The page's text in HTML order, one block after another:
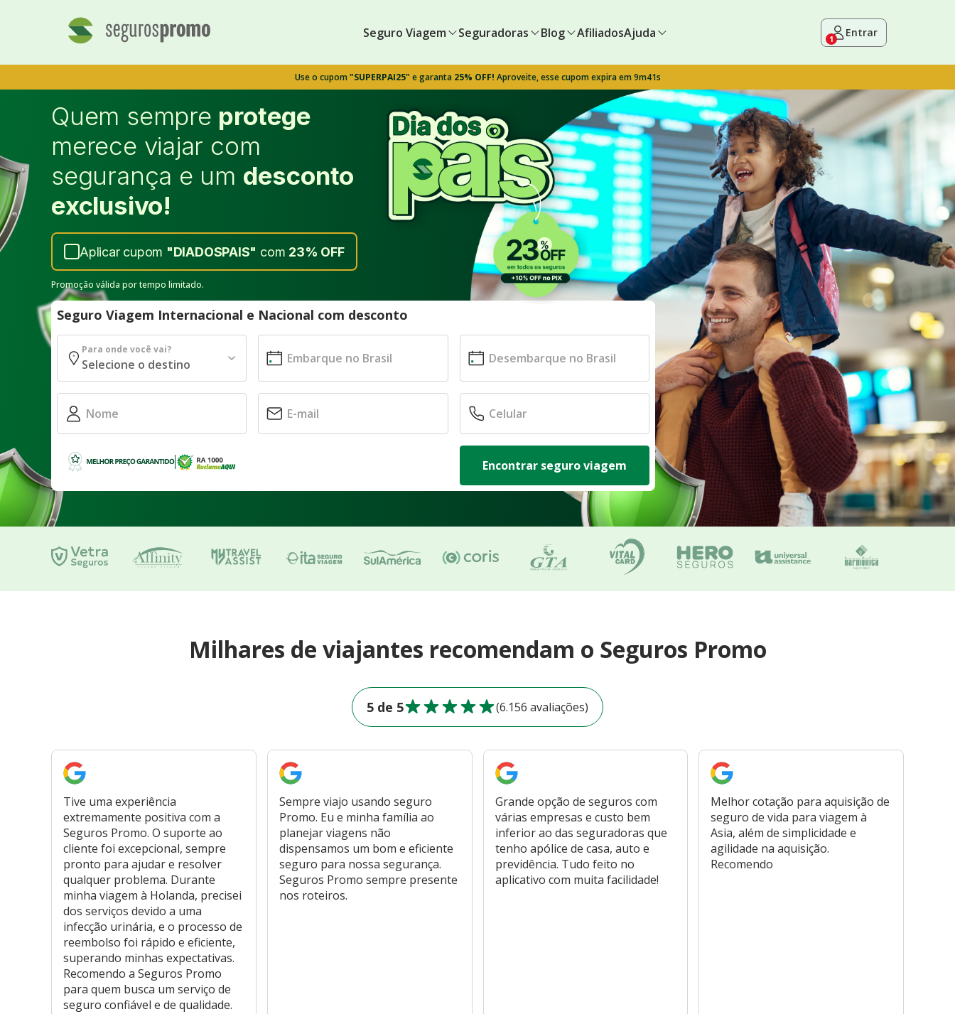
Seguro Viagem Seguradoras Blog AfiliadosAjuda 1 Entrar
Use o cupom"SUPERPAI25" e garanta 25% OFF! Aproveite, esse cupom expira em 9m40s
Quem sempre protege
merece viajar com
segurança e um desconto
exclusivo!
Aplicar cupom "DIADOSPAIS" com 23% OFF
Promoção válida por tempo limitado.
Seguro Viagem Internacional e Nacional com desconto
Para onde você vai?
Encontrar seguro viagem
Milhares de viajantes recomendam o Seguros Promo
5 de 5 (6.156 avaliações)
Tive uma experiência
extremamente positiva com a
Seguros Promo. O suporte ao
cliente foi excepcional, sempre
pronto para ajudar e resolver
qualquer problema. Durante
minha viagem à Holanda, precisei
dos serviços devido a uma
infecção urinária, e o processo de
reembolso foi rápido e eficiente,
superando minhas expectativas.
Recomendo a Seguros Promo
para quem busca um serviço de
seguro confiável e de qualidade.
Sempre viajo usando seguro
Promo. Eu e minha família ao
planejar viagens não
dispensamos um bom e eficiente
seguro para nossa segurança.
Seguros Promo sempre presente
nos roteiros.
Grande opção de seguros com
várias empresas e custo bem
inferior ao das seguradoras que
tenho apólice de casa, auto e
previdência. Tudo feito no
aplicativo com muita facilidade!
Melhor cotação para aquisição de
seguro de vida para viagem à
Asia, além de simplicidade e
agilidade na aquisição.
Recomendo